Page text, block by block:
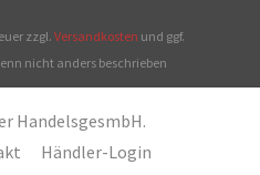
zzgl. Versandkosten und ggf.
nicht anders beschrieben
HandelsgesmbH.
Händler-Login